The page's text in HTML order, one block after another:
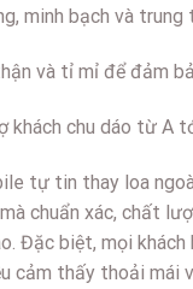
minh bạch và trung
và tỉ mỉ để đảm
khách chu dáo từ A
tự tin thay loa
chuẩn xác, chất
Đặc biệt, mọi khách
cảm thấy thoải mái